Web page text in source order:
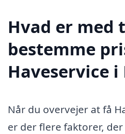
Hvad er med
bestemme
Haveservice i
Når du overvejer at få
er der flere faktorer,